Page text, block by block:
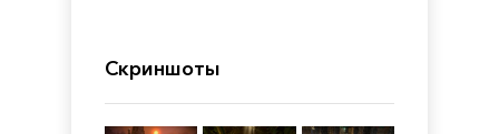
Скриншоты